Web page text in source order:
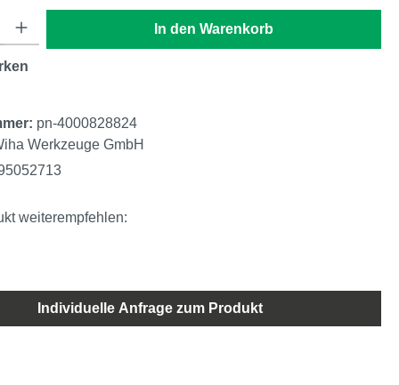
Gib den gewünschten Wert ein oder benutze die Schaltflächen um
In den Warenkorb
pn-4000828824
Werkzeuge GmbH
weiterempfehlen:
Individuelle Anfrage zum Produkt